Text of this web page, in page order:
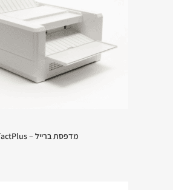
מדפסת ברייל – TactPlus